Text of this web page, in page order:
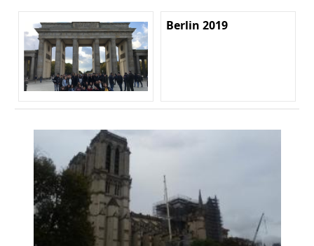
Berlin 2019